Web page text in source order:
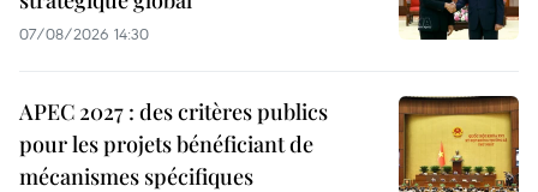
07/08/2026 14:30
APEC 2027 : des critères publics
pour les projets bénéficiant de
mécanismes spécifiques